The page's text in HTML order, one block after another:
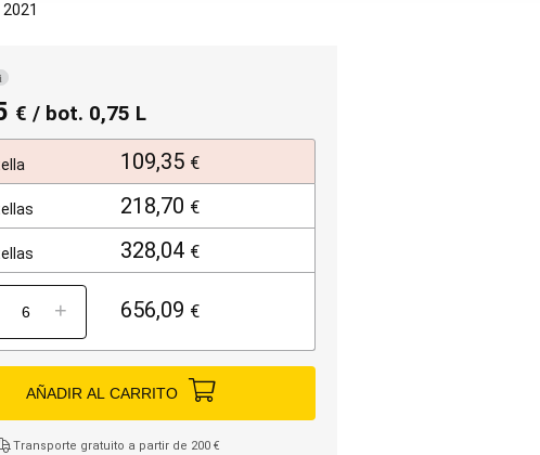
i
€ / bot. 0,75 L
109,35 €
218,70 €
328,04 €
+ 656,09 €
AÑADIR AL CARRITO
Transporte gratuito a partir de 200 €